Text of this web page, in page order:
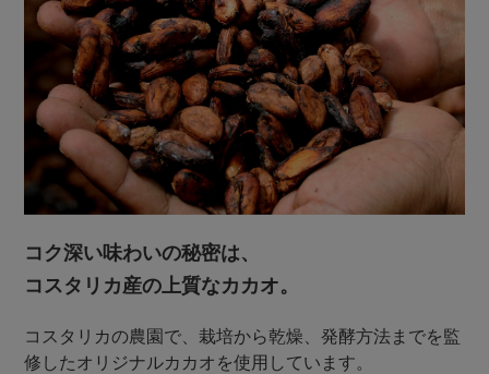
コク深い味わいの秘密は、
コスタリカ産の上質なカカオ。
コスタリカの農園で、栽培から乾燥、発酵方法までを監
修したオリジナルカカオを使用しています。